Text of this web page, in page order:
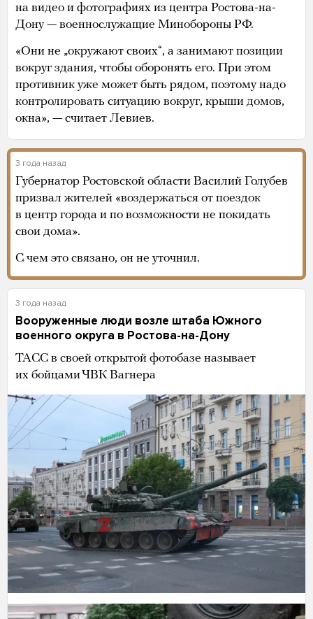
на видео и фотографиях из центра Ростова-на-
Дону — военнослужащие Минобороны РФ.
«Они не „окружают своих“, а занимают позиции
вокруг здания, чтобы оборонять его. При этом
противник уже может быть рядом, поэтому надо
контролировать ситуацию вокруг, крыши домов,
окна», — считает Левиев.
3 года назад
Губернатор Ростовской области Василий Голубев
призвал жителей «воздержаться от поездок
в центр города и по возможности не покидать
свои дома».
С чем это связано, он не уточнил.
3 года назад
Вооруженные люди возле штаба Южного
военного округа в Ростова-на-Дону
ТАСС в своей открытой фотобазе называет
их бойцами ЧВК Вагнера